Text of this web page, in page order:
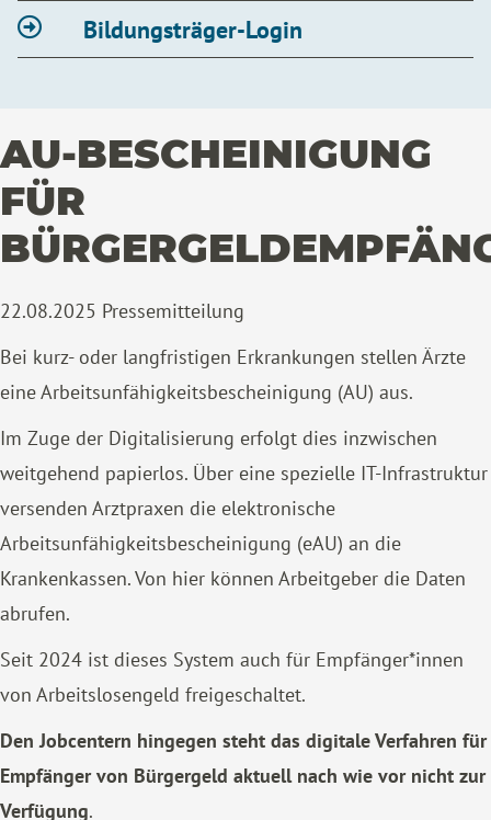
Bildungsträger-Login
AU-BESCHEINIGUNG
FÜR
22.08.2025 Pressemitteilung
Bei kurz- oder langfristigen Erkrankungen stellen Ärzte
eine Arbeitsunfähigkeitsbescheinigung (AU) aus.
Im Zuge der Digitalisierung erfolgt dies inzwischen
weitgehend papierlos. Über eine spezielle IT-Infrastruktur
versenden Arztpraxen die elektronische
Arbeitsunfähigkeitsbescheinigung (eAU) an die
Krankenkassen. Von hier können Arbeitgeber die Daten
abrufen.
Seit 2024 ist dieses System auch für Empfänger*innen
von Arbeitslosengeld freigeschaltet.
Den Jobcentern hingegen steht das digitale Verfahren für
Empfänger von Bürgergeld aktuell nach wie vor nicht zur
Verfügung.